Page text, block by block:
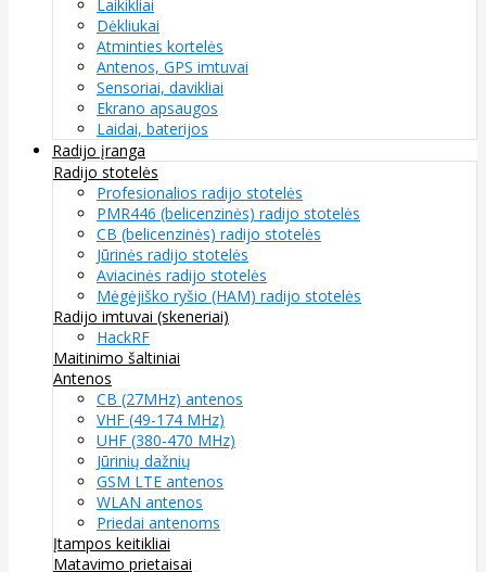
Laikikliai
Dėkliukai
Atminties kortelės
Antenos, GPS imtuvai
Sensoriai, davikliai
Ekrano apsaugos
Laidai, baterijos
Radijo įranga
Radijo stotelės
Profesionalios radijo stotelės
PMR446 (belicenzinės) radijo stotelės
CB (belicenzinės) radijo stotelės
Jūrinės radijo stotelės
Aviacinės radijo stotelės
Mėgėjiško ryšio (HAM) radijo stotelės
Radijo imtuvai (skeneriai)
HackRF
Maitinimo šaltiniai
Antenos
CB (27MHz) antenos
VHF (49-174 MHz)
UHF (380-470 MHz)
Jūrinių dažnių
GSM LTE antenos
WLAN antenos
Priedai antenoms
Įtampos keitikliai
Matavimo prietaisai